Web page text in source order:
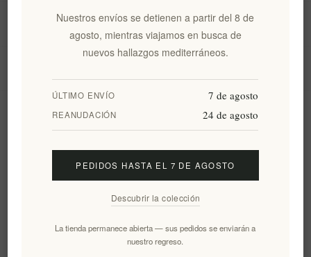
Mi cuenta
Suscribirse Desuscribirse
Nuestros envíos se detienen a partir del 8 de
agosto, mientras viajamos en busca de
nuevos hallazgos mediterráneos.
ÚLTIMO ENVÍO 7 de agosto
REANUDACIÓN 24 de agosto
PEDIDOS HASTA EL 7 DE AGOSTO
Descubrir la colección
La tienda permanece abierta — sus pedidos se enviarán a
nuestro regreso.